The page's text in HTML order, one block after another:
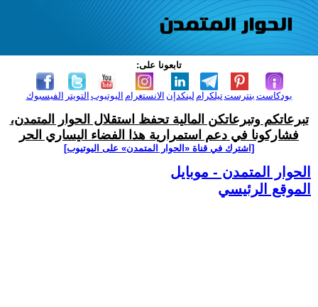
تابعونا على:
الفيسبوك التويتر اليوتيوب الانستغرام لينكدإن تيلكرامبنترست بودكاست
تبرعاتكم وتبرعاتكن المالية تحفظ استقلال الحوار المتمدن،
فشاركونا في دعم استمرارية هذا الفضاء اليساري الحر
[اشترك في قناة ‫«الحوار المتمدن» على اليوتيوب]
الحوار المتمدن - موبايل
الموقع الرئيسي